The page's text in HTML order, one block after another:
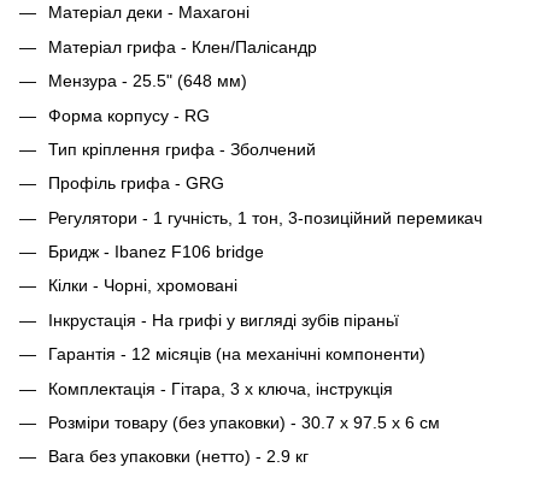
Матеріал деки - Махагоні
Матеріал грифа - Клен/Палісандр
Мензура - 25.5" (648 мм)
Форма корпусу - RG
Тип кріплення грифа - Зболчений
Профіль грифа - GRG
Регулятори - 1 гучність, 1 тон, 3-позиційний перемикач
Бридж - Ibanez F106 bridge
Кілки - Чорні, хромовані
Інкрустація - На грифі у вигляді зубів піраньї
Гарантія - 12 місяців (на механічні компоненти)
Комплектація - Гітара, 3 x ключа, інструкція
Розміри товару (без упаковки) - 30.7 x 97.5 x 6 см
Вага без упаковки (нетто) - 2.9 кг